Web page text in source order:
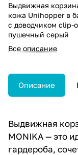
Выдвижная
кожа Unihopper в
с доводчиком clip-
пушечный серый
Все описание
Описание
Выдвижная
MONIKA — это
гардероба,